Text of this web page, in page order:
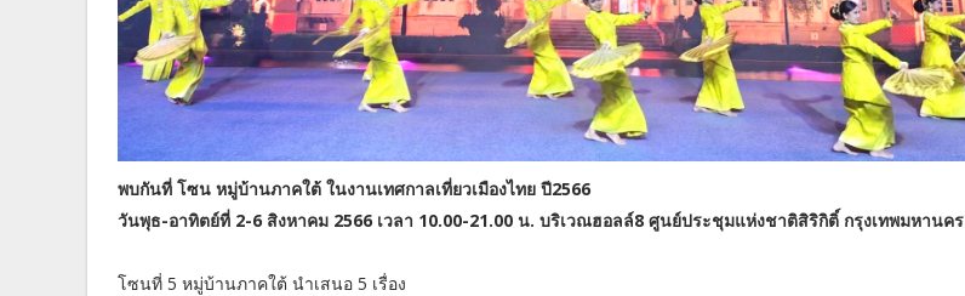
พบกันที่ โซน หมู่บ้านภาคใต้ ในงานเทศกาลเที่ยวเมืองไทย ปี2566
วันพุธ-อาทิตย์ที่ 2-6 สิงหาคม 2566 เวลา 10.00-21.00 น. บริเวณฮอลล์8 ศูนย์ประชุมแห่งชาติสิริกิติ์ กรุงเทพมหานคร
โซนที่ 5 หมู่บ้านภาคใต้ นำเสนอ 5 เรื่อง